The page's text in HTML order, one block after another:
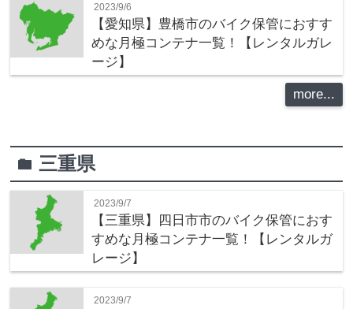
2023/9/6
【愛知県】豊橋市のバイク保管におすす
めな月極コンテナ一覧！【レンタルガレ
ージ】
more...
folder三重県
2023/9/7
【三重県】四日市市のバイク保管におす
すめな月極コンテナ一覧！【レンタルガ
レージ】
2023/9/7